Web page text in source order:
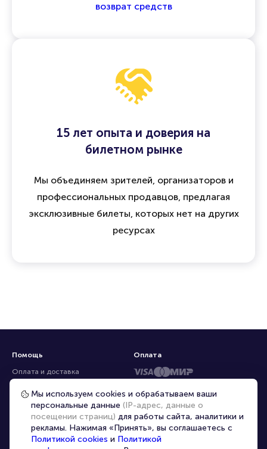
возврат средств
15 лет опыта и доверия на
билетном рынке
Мы объединяем зрителей, организаторов и
профессиональных продавцов, предлагая
эксклюзивные билеты, которых нет на других
ресурсах
Помощь
Оплата и доставка
Частые вопросы
Перепродажа билетов
Организаторам
Корпоративным клиентам
Оплата
Мы используем cookies и обрабатываем ваши
персональные данные (IP-адрес, данные о
посещении страниц) для работы сайта, аналитики и
рекламы. Нажимая «Принять», вы соглашаетесь с
Политикой cookies и Политикой